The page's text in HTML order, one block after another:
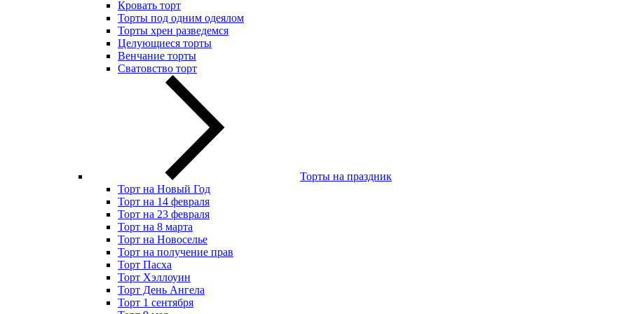
Кровать торт
Торты под одним одеялом
Торты хрен разведемся
Целующиеся торты
Венчание торты
Сватовство торт
Торты на праздник
Торт на Новый Год
Торт на 14 февраля
Торт на 23 февраля
Торт на 8 марта
Торт на Новоселье
Торт на получение прав
Торт Пасха
Торт Хэллоуин
Торт День Ангела
Торт 1 сентября